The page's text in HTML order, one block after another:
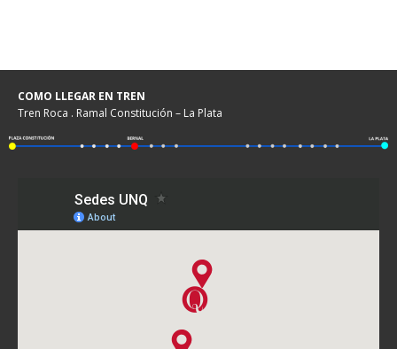
COMO LLEGAR EN TREN
Tren Roca . Ramal Constitución – La Plata